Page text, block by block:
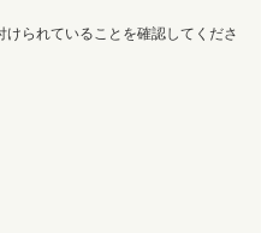
られていることを確認してくださ